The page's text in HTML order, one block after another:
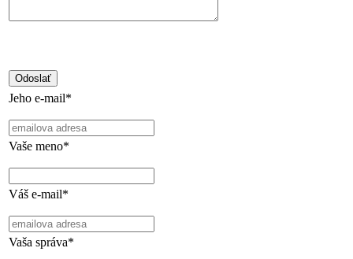
Jeho e-mail*
Vaše meno*
Váš e-mail*
Vaša správa*